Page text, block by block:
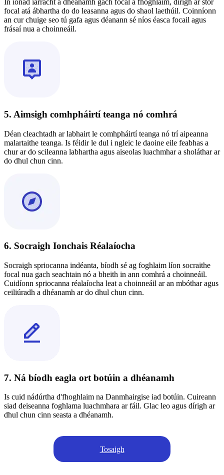
In ionad iarracht a dhéanamh gach focal a fhoghlaim, dírigh ar stór
focal atá ábhartha do do leasanna agus do shaol laethúil. Coinníonn
an cur chuige seo tú gafa agus déanann sé níos éasca focail agus
frásaí nua a choinneáil.
5. Aimsigh comhpháirtí teanga nó comhrá
Déan cleachtadh ar labhairt le comhpháirtí teanga nó trí aipeanna
malartaithe teanga. Is féidir le dul i ngleic le daoine eile feabhas a
chur ar do scileanna labhartha agus aiseolas luachmhar a sholáthar ar
do dhul chun cinn.
6. Socraigh Ionchais Réalaíocha
Socraigh spriocanna indéanta, bíodh sé ag foghlaim líon socraithe
focal nua gach seachtain nó a bheith in ann comhrá a choinneáil.
Cuidíonn spriocanna réalaíocha leat a choinneáil ar an mbóthar agus
ceiliúradh a dhéanamh ar do dhul chun cinn.
7. Ná bíodh eagla ort botúin a dhéanamh
Is cuid nádúrtha d'fhoghlaim na Danmhairgise iad botúin. Cuireann
siad deiseanna foghlama luachmhara ar fáil. Glac leo agus dírigh ar
dhul chun cinn seasta a dhéanamh.
Tosaigh